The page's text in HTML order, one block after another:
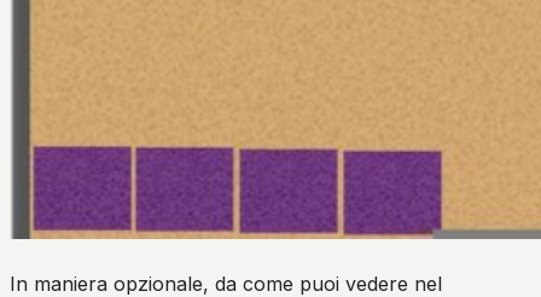
In maniera opzionale, da come puoi vedere nel